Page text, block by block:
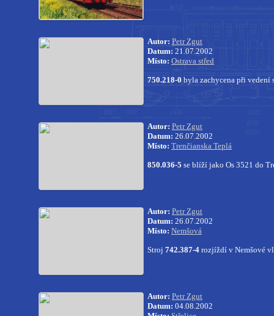
Autor: Petr Zgut
Datum: 21.07.2002
Místo: Ostrava střed
750.218-0 byla zachycena při vedení
Autor: Petr Zgut
Datum: 26.07.2002
Místo: Trenčianska Teplá
850.036-5 se blíží jako Os 3521 do
Autor: Petr Zgut
Datum: 26.07.2002
Místo: Nemšová
Stroj 742.387-4 rozjíždí v Nemšové
Autor: Petr Zgut
Datum: 04.08.2002